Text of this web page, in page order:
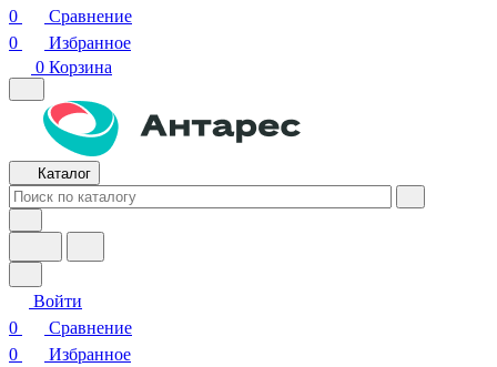
0
Сравнение
0
Избранное
0 Корзина
Каталог
Войти
0
Сравнение
0
Избранное